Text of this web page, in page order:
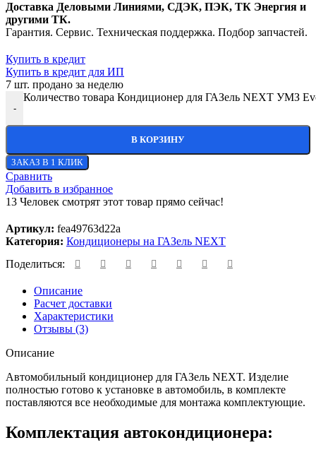
Доставка Деловыми Линиями, СДЭК, ПЭК, ТК Энергия и
другими ТК.
Гарантия. Сервис. Техническая поддержка. Подбор запчастей.
Купить в кредит
Купить в кредит для ИП
7 шт. продано за неделю
-
Количество товара Кондиционер для ГАЗель NEXT УМЗ
В КОРЗИНУ
ЗАКАЗ В 1 КЛИК
Сравнить
Добавить в избранное
13 Человек смотрят этот товар прямо сейчас!
Артикул: fea49763d22a
Категория: Кондиционеры на ГАЗель NEXT
Поделиться:
Описание
Расчет доставки
Характеристики
Отзывы (3)
Описание
Автомобильный кондиционер для ГАЗель NEXT. Изделие
полностью готово к установке в автомобиль, в комплекте
поставляются все необходимые для монтажа комплектующие.
Комплектация автокондиционера: